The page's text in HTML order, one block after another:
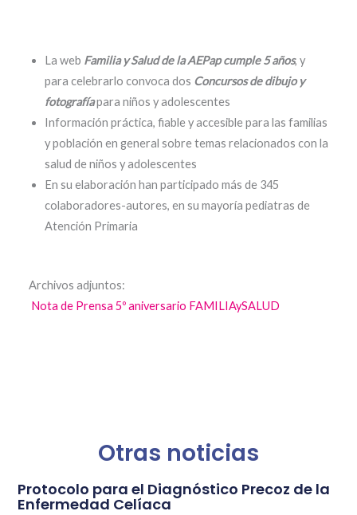
La web Familia y Salud de la AEPap cumple 5 años, y
para celebrarlo convoca dos Concursos de dibujo y
fotografíapara niños y adolescentes
Información práctica, fiable y accesible para las familias
y población en general sobre temas relacionados con la
salud de niños y adolescentes
En su elaboración han participado más de 345
colaboradores-autores, en su mayoría pediatras de
Atención Primaria
Archivos adjuntos:
Nota de Prensa 5º aniversario FAMILIAySALUD
Otras noticias
Protocolo para el Diagnóstico Precoz de la
Enfermedad Celíaca